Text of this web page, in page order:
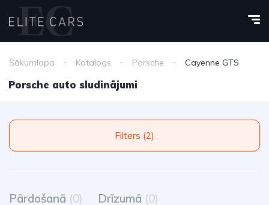
Sākumlapa Katalogs Porsche Cayenne GTS
Porsche auto sludinājumi
Filters (2)
Pārdošanā (0) Drīzumā (0)